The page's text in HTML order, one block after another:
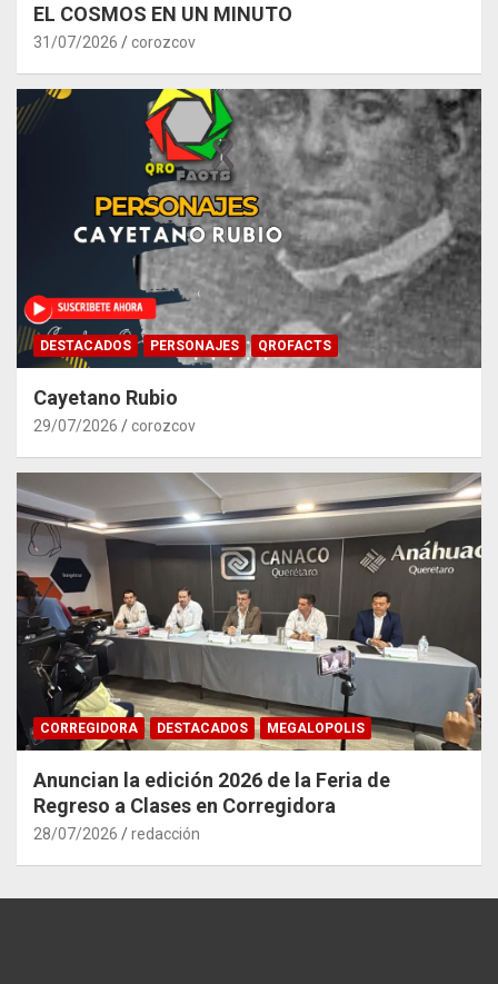
EL COSMOS EN UN MINUTO
31/07/2026 corozcov
DESTACADOS PERSONAJES QROFACTS
Cayetano Rubio
29/07/2026 corozcov
CORREGIDORA DESTACADOS MEGALOPOLIS
Anuncian la edición 2026 de la Feria de
Regreso a Clases en Corregidora
28/07/2026 redacción